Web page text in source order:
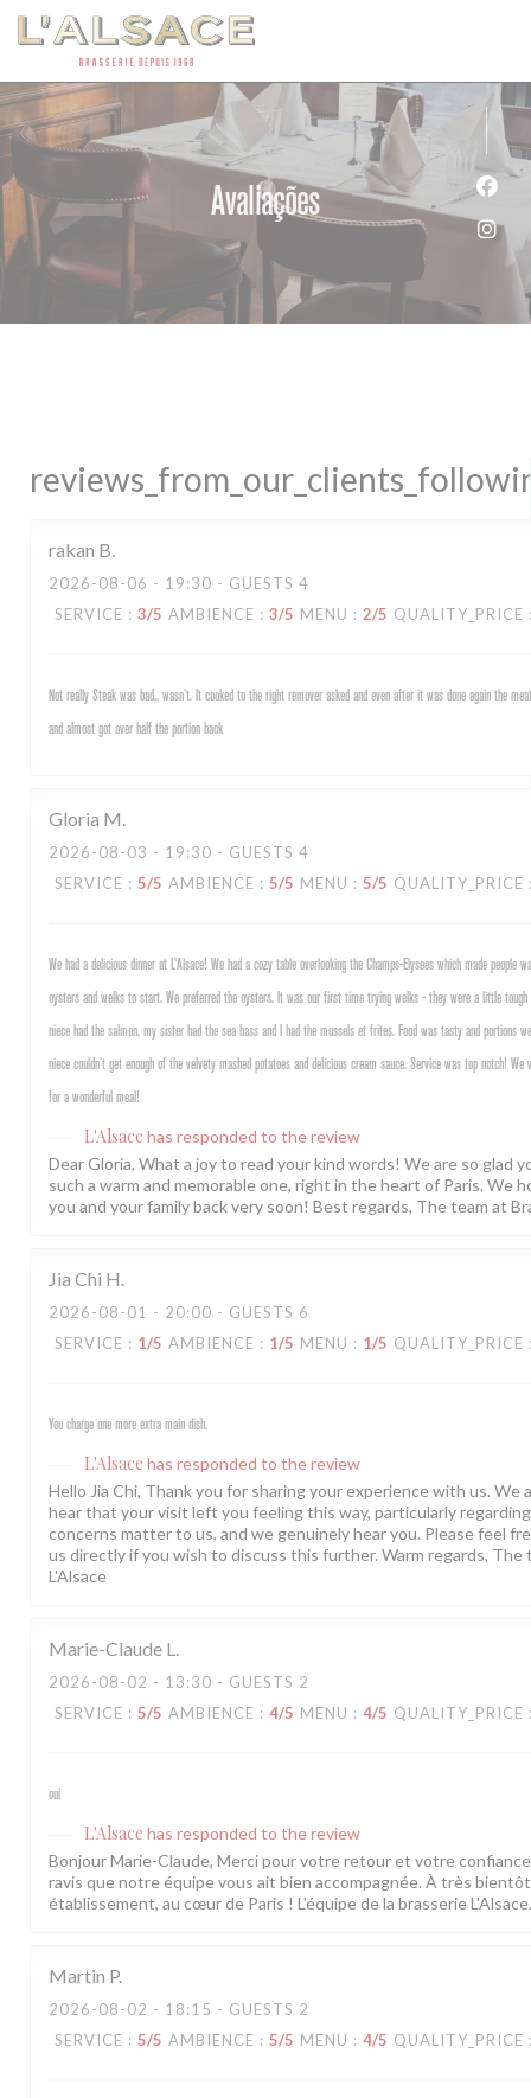
Painel de Gerenciamento de Cookies
Avaliações
rakan B
2026-08-06 - 19:30 - GUESTS 4
SERVICE : 3/5 AMBIENCE : 3/5 MENU : 2/5 QUALITY_PRICE
Not really Steak was bad,, wasn’t. It cooked to the right remover asked and even after it was done again the
and almost got over half the portion back
Gloria M
2026-08-03 - 19:30 - GUESTS 4
SERVICE : 5/5 AMBIENCE : 5/5 MENU : 5/5 QUALITY_PRICE
We had a delicious dinner at L’Alsace! We had a cozy table overlooking the Champs-Elysees which made people
oysters and welks to start. We preferred the oysters. It was our first time trying welks - they were a little tough
niece had the salmon, my sister had the sea bass and I had the mussels et frites. Food was tasty and portions
niece couldn’t get enough of the velvety mashed potatoes and delicious cream sauce. Service was top notch! We
for a wonderful meal!
L'Alsace has responded to the review
Dear Gloria, What a joy to read your kind words! We are so glad
such a warm and memorable one, right in the heart of Paris. We
you and your family back very soon! Best regards, The team at
Jia Chi H
2026-08-01 - 20:00 - GUESTS 6
SERVICE : 1/5 AMBIENCE : 1/5 MENU : 1/5 QUALITY_PRICE
You charge one more extra main dish.
L'Alsace has responded to the review
Hello Jia Chi, Thank you for sharing your experience with us. We
hear that your visit left you feeling this way, particularly
concerns matter to us, and we genuinely hear you. Please feel
us directly if you wish to discuss this further. Warm regards, The
L'Alsace
Marie-Claude L
2026-08-02 - 13:30 - GUESTS 2
SERVICE : 5/5 AMBIENCE : 4/5 MENU : 4/5 QUALITY_PRICE
oui
L'Alsace has responded to the review
Bonjour Marie-Claude, Merci pour votre retour et votre
ravis que notre équipe vous ait bien accompagnée. À très
établissement, au cœur de Paris ! L'équipe de la brasserie L'Alsace.
Martin P
2026-08-02 - 18:15 - GUESTS 2
SERVICE : 5/5 AMBIENCE : 5/5 MENU : 4/5 QUALITY_PRICE